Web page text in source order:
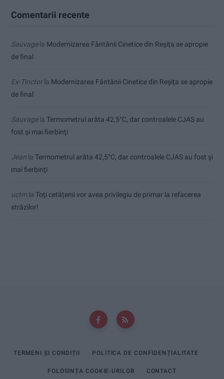
Comentarii recente
Sauvagela Modernizarea Fântânii Cinetice din Reșița se apropie
de final
Ex-Tinctorla Modernizarea Fântânii Cinetice din Reșița se apropie
de final
Sauvagela Termometrul arăta 42,5°C, dar controalele CJAS au
fost și mai fierbinți
Jean la Termometrul arăta 42,5°C, dar controalele CJAS au fost și
mai fierbinți
uctmla Toți cetățenii vor avea privilegiu de primar la refacerea
străzilor!
TERMENI ȘI CONDIȚII POLITICA DE CONFIDENȚIALITATE
FOLOSINȚA COOKIE-URILOR CONTACT